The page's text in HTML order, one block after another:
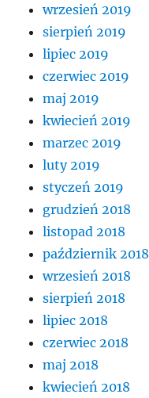
wrzesień 2019
sierpień 2019
lipiec 2019
czerwiec 2019
maj 2019
kwiecień 2019
marzec 2019
luty 2019
styczeń 2019
grudzień 2018
listopad 2018
październik 2018
wrzesień 2018
sierpień 2018
lipiec 2018
czerwiec 2018
maj 2018
kwiecień 2018